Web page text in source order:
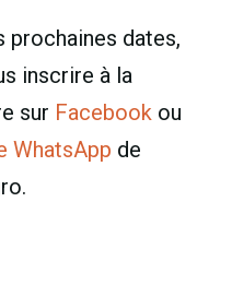
prochaines dates,
inscrire à la
sur Facebookou
WhatsApp de